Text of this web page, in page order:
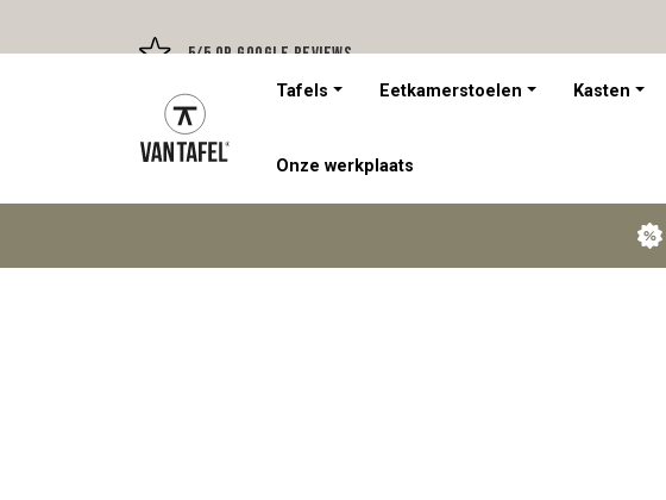
5/5 op Google Reviews
Tafels Eetkamerstoelen Kasten
Onze werkplaats